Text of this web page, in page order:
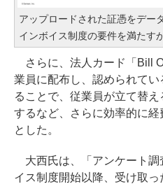
アップロードされた証憑をデ
インボイス制度の要件を満たす
さらに、法人カード「Bill
業員に配布し、認められて
ることで、従業員が立て替
するなど、さらに効率的に
とした。
大西氏は、「アンケート調
イス制度開始以降、受け取